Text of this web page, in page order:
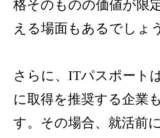
格そのものの価値が限
える場面もあるでしょ
さらに、ITパスポート
に取得を推奨する企業
す。その場合、就活前